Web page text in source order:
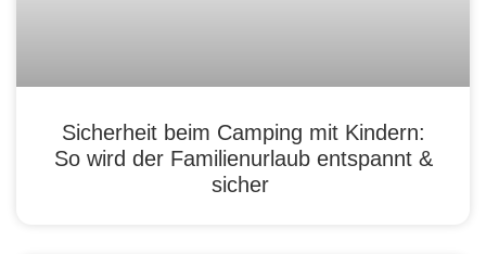
Sicherheit beim Camping mit Kindern:
So wird der Familienurlaub entspannt &
sicher